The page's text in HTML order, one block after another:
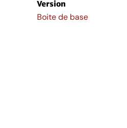
Version
Boite de base